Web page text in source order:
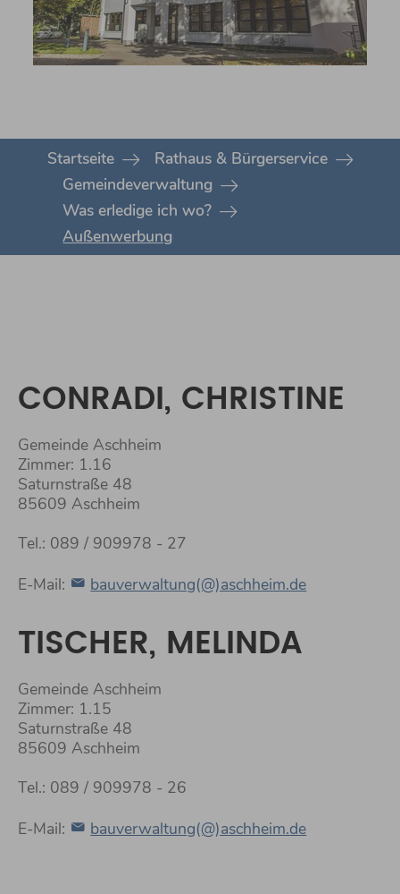
You are here:Startseite
Rathaus & Bürgerservice
Gemeindeverwaltung
Was erledige ich wo?
Außenwerbung
CONRADI, CHRISTINE
Gemeinde Aschheim
Zimmer: 1.16
Saturnstraße 48
85609 Aschheim
Tel.: 089 / 909978 - 27
E-Mail:
bauverwaltung(@)aschheim.de
TISCHER, MELINDA
Gemeinde Aschheim
Zimmer: 1.15
Saturnstraße 48
85609 Aschheim
Tel.: 089 / 909978 - 26
E-Mail:
bauverwaltung(@)aschheim.de